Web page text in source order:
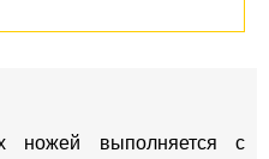
ножей выполняется с